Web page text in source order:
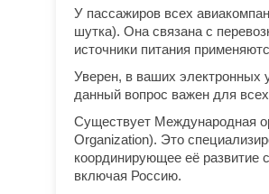
У пассажиров всех
шутка). Она связана с
источники питания
Уверен, в ваших электронных
данный вопрос важен для
Существует Международная
Organization). Это
координирующее её развитие
включая Россию.